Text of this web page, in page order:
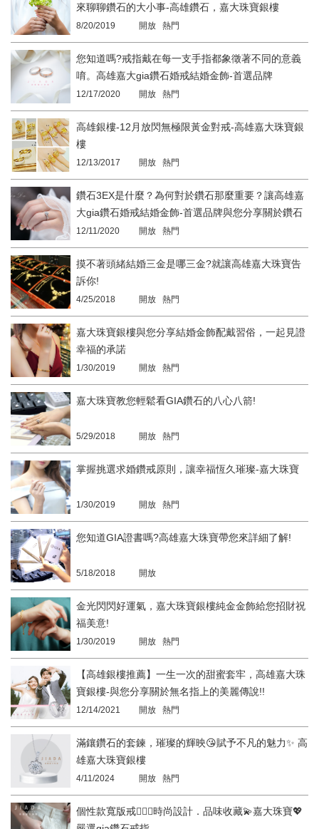
來聊聊鑽石的大小事-高雄鑽石，嘉大珠寶銀樓
8/20/2019 開放 熱門
您知道嗎?戒指戴在每一支手指都象徵著不同的意義
唷。高雄嘉大gia鑽石婚戒結婚金飾-首選品牌
12/17/2020 開放 熱門
高雄銀樓-12月放閃無極限黃金對戒-高雄嘉大珠寶銀
樓
12/13/2017 開放 熱門
鑽石3EX是什麼？為何對於鑽石那麼重要？讓高雄嘉
大gia鑽石婚戒結婚金飾-首選品牌與您分享關於鑽石
的大小事！
12/11/2020 開放 熱門
摸不著頭緒結婚三金是哪三金?就讓高雄嘉大珠寶告
訴你!
4/25/2018 開放 熱門
嘉大珠寶銀樓與您分享結婚金飾配戴習俗，一起見證
幸福的承諾
1/30/2019 開放 熱門
嘉大珠寶教您輕鬆看GIA鑽石的八心八箭!
5/29/2018 開放 熱門
掌握挑選求婚鑽戒原則，讓幸福恆久璀璨-嘉大珠寶
1/30/2019 開放 熱門
您知道GIA證書嗎?高雄嘉大珠寶帶您來詳細了解!
5/18/2018 開放
金光閃閃好運氣，嘉大珠寶銀樓純金金飾給您招財祝
福美意!
1/30/2019 開放 熱門
【高雄銀樓推薦】一生一次的甜蜜套牢，高雄嘉大珠
寶銀樓-與您分享關於無名指上的美麗傳說!!
12/14/2021 開放 熱門
滿鑲鑽石的套鍊，璀璨的輝映😘賦予不凡的魅力✨ 高
雄嘉大珠寶銀樓
4/11/2024 開放 熱門
個性款寬版戒👩‍❤️‍👨時尚設計．品味收藏💫嘉大珠寶💖